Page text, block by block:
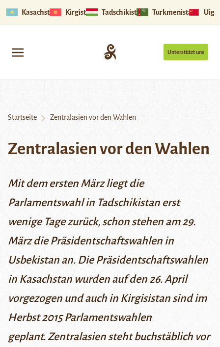
Kasachstan Kirgistan Tadschikistan Turkmenistan
Unterstützt uns
Startseite Zentralasien vor den Wahlen
Zentralasien vor den Wahlen
Mit dem ersten März liegt die
Parlamentswahl in Tadschikistan erst
wenige Tage zurück, schon stehen am 29.
März die Präsidentschaftswahlen in
Usbekistan an. Die Präsidentschaftswahlen
in Kasachstan wurden auf den 26. April
vorgezogen und auch in Kirgisistan sind im
Herbst 2015 Parlamentswahlen
geplant.Zentralasien steht buchstäblich vor